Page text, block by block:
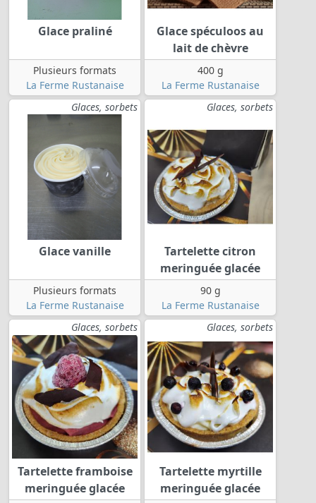
Glace praliné
Plusieurs formats
La Ferme Rustanaise
Glace spéculoos au
lait de chèvre
400 g
La Ferme Rustanaise
Glaces, sorbets
Glace vanille
Plusieurs formats
La Ferme Rustanaise
Glaces, sorbets
Tartelette citron
meringuée glacée
90 g
La Ferme Rustanaise
Glaces, sorbets
Tartelette framboise
meringuée glacée
Glaces, sorbets
Tartelette myrtille
meringuée glacée